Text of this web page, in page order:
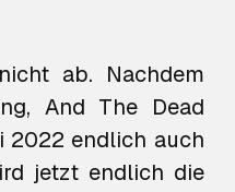
ab. Nachdem
And The Dead
2022 endlich auch
jetzt endlich die